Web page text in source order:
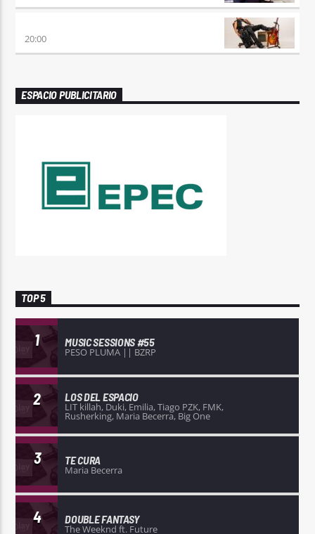
20:00
ESPACIO PUBLICITARIO
TOP 5
1 MUSIC SESSIONS #55
PESO PLUMA || BZRP
2 LOS DEL ESPACIO
LIT killah, Duki, Emilia, Tiago PZK, FMK,
Rusherking, Maria Becerra, Big One
3 TE CURA
Maria Becerra
4 DOUBLE FANTASY
The Weeknd ft. Future